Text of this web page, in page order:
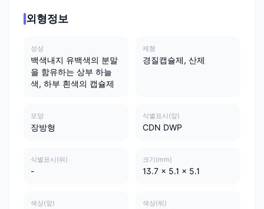
외형정보
성상
백색내지 유백색의 분말
을 함유하는 상부 하늘
색, 하부 흰색의 캡슐제
제형
경질캡슐제, 산제
모양
장방형
식별표시(앞)
CDN DWP
식별표시(뒤)
-
크기(mm)
13.7 x 5.1 x 5.1
색상(앞) 색상(뒤)